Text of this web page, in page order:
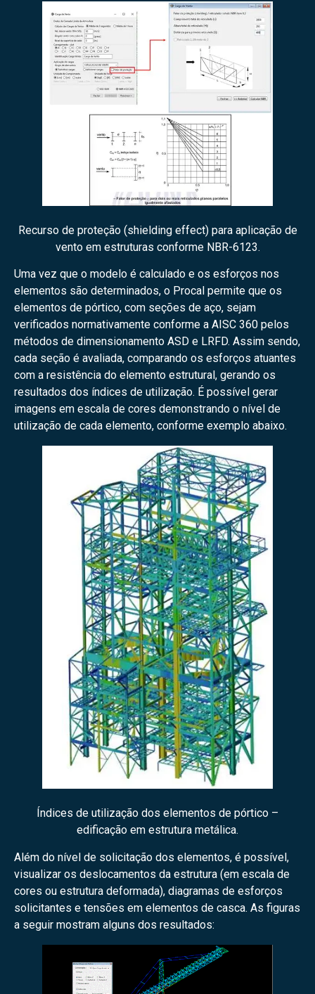
Recurso de proteção (shielding effect) para aplicação de
vento em estruturas conforme NBR-6123.
Uma vez que o modelo é calculado e os esforços nos
elementos são determinados, o Procal permite que os
elementos de pórtico, com seções de aço, sejam
verificados normativamente conforme a AISC 360 pelos
métodos de dimensionamento ASD e LRFD. Assim sendo,
cada seção é avaliada, comparando os esforços atuantes
com a resistência do elemento estrutural, gerando os
resultados dos índices de utilização. É possível gerar
imagens em escala de cores demonstrando o nível de
utilização de cada elemento, conforme exemplo abaixo.
Índices de utilização dos elementos de pórtico –
edificação em estrutura metálica.
Além do nível de solicitação dos elementos, é possível,
visualizar os deslocamentos da estrutura (em escala de
cores ou estrutura deformada), diagramas de esforços
solicitantes e tensões em elementos de casca. As figuras
a seguir mostram alguns dos resultados: